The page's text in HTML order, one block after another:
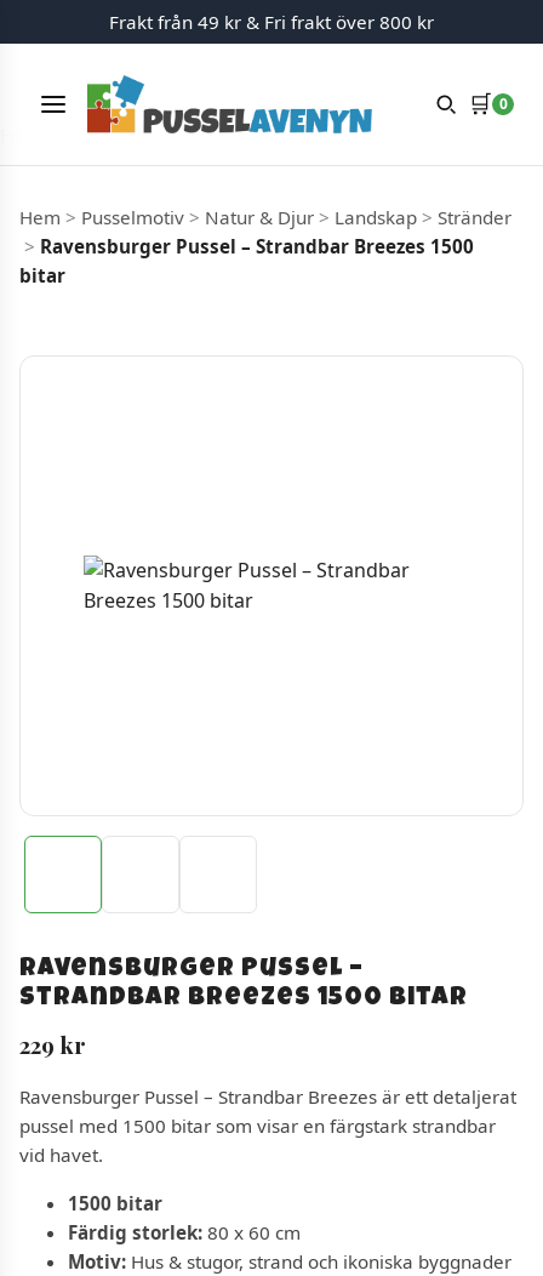
Hoppa till innehåll
Frakt från 49 kr & Fri frakt över 800 kr
Meny 🛒 0
Hem > Pusselmotiv > Natur & Djur > Landskap > Stränder
> Ravensburger Pussel – Strandbar Breezes 1500
bitar
Ravensburger Pussel –
Strandbar Breezes 1500 bitar
229 kr
Ravensburger Pussel – Strandbar Breezes är ett detaljerat
pussel med 1500 bitar som visar en färgstark strandbar
vid havet.
1500 bitar
Färdig storlek: 80 x 60 cm
Motiv: Hus & stugor, strand och ikoniska byggnader